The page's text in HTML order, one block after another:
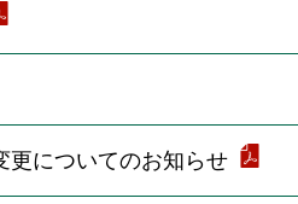
更についてのお知らせ